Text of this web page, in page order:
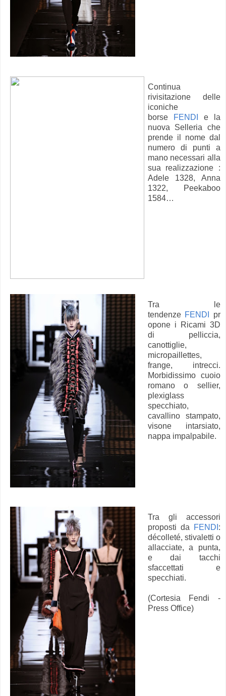
Continua
rivisitazione delle
iconiche
borse
FENDI
e la
nuova Selleria che
prende il nome dal
numero di punti a
mano necessari alla
sua realizzazione :
Adele 1328, Anna
1322, Peekaboo
1584…
Tra le
tendenze FENDI
pr
opone i Ricami 3D
di pelliccia,
canottiglie,
micropaillettes,
frange, intrecci.
Morbidissimo cuoio
romano o sellier,
plexiglass
specchiato,
cavallino stampato,
visone intarsiato,
nappa impalpabile.
Tra gli accessori
proposti da FENDI :
décolleté, stivaletti o
allacciate, a punta,
e dai tacchi
sfaccettati e
specchiati.
(Cortesia Fendi -
Press Office)